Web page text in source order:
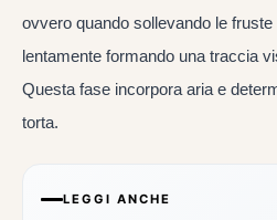
ovvero quando sollevando le
lentamente formando una traccia
Questa fase incorpora aria e
torta.
LEGGI ANCHE